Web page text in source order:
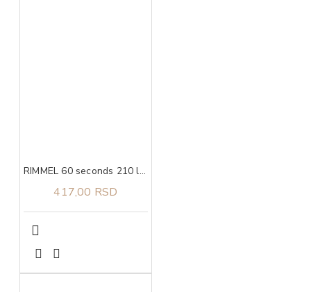
RIMMEL 60 seconds 210 lak za nokte 8 ml
417,00 RSD